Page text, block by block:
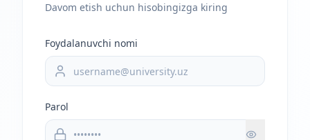
Davom etish uchun hisobingizga kiring
Foydalanuvchi nomi
Parol